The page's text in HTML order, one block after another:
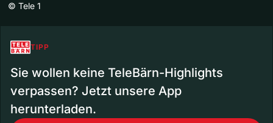
© Tele 1
TIPP
Sie wollen keine TeleBärn-Highlights
verpassen? Jetzt unsere App
herunterladen.